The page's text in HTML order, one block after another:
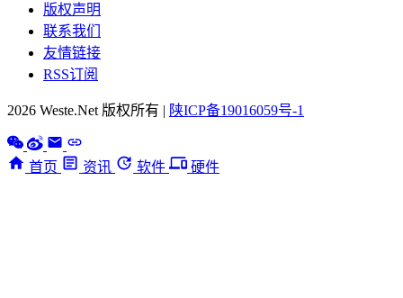
版权声明
联系我们
友情链接
RSS订阅
2026 Weste.Net 版权所有 | 陕ICP备19016059号-1
首页 资讯 软件 硬件